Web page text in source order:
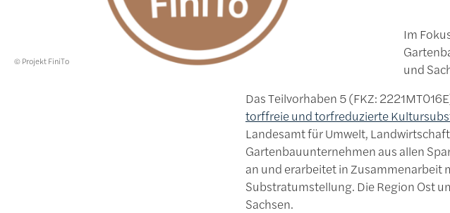
Lizenzinformationen einschließlich Urheberrecht
© Projekt FiniTo
Im
und
Das Teilvorhaben 5 (FKZ:
torffreie und torfreduzierte
Landesamt für Umwelt,
Gartenbauunternehmen aus allen
an und erarbeitet in Zusammenarbeit
Substratumstellung. Die Region Ost
Sachsen.